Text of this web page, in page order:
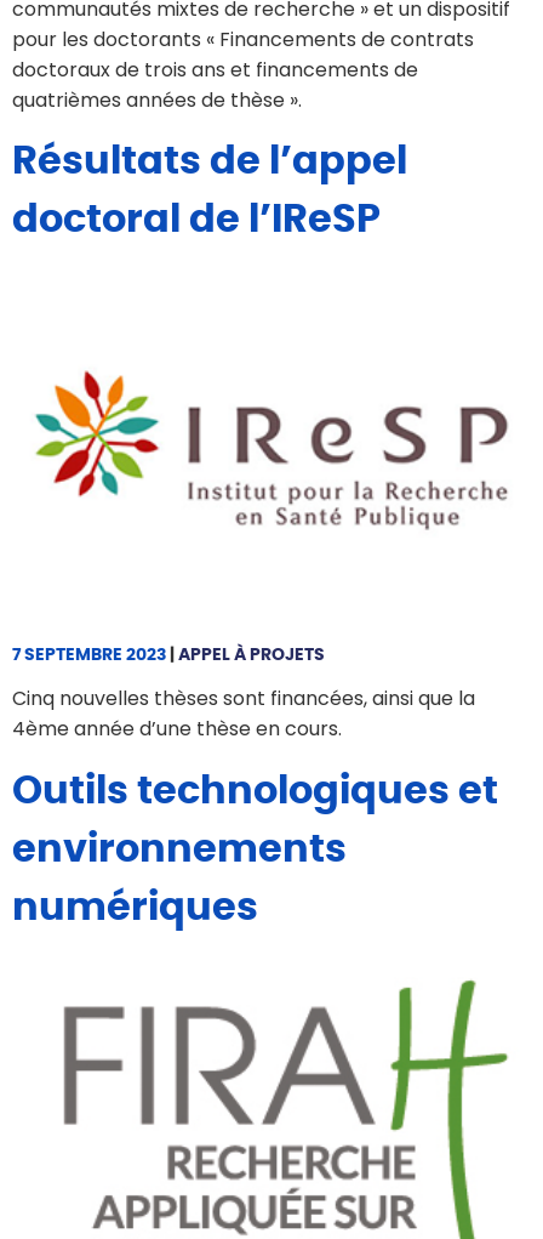
communautés mixtes de recherche » et un dispositif
pour les doctorants « Financements de contrats
doctoraux de trois ans et financements de
quatrièmes années de thèse ».
Résultats de l’appel
doctoral de l’IReSP
7 SEPTEMBRE 2023 APPEL À PROJETS
Cinq nouvelles thèses sont financées, ainsi que la
4ème année d’une thèse en cours.
Outils technologiques et
environnements
numériques